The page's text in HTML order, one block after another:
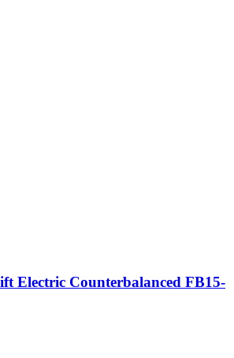
Electric Counterbalanced FB15-